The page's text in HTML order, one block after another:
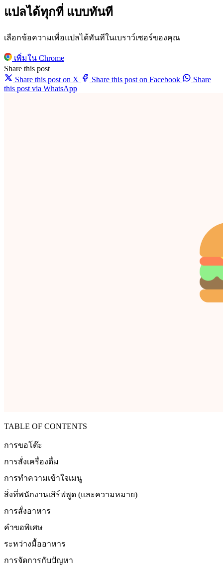
แปลได้ทุกที่ แบบทันที
เลือกข้อความเพื่อแปลได้ทันทีในเบราว์เซอร์ของคุณ
เพิ่มใน Chrome
Share this post
Share this post on X
Share this post on Facebook
Share
this post via WhatsApp
TABLE OF CONTENTS
การขอโต๊ะ
การสั่งเครื่องดื่ม
การทำความเข้าใจเมนู
สิ่งที่พนักงานเสิร์ฟพูด (และความหมาย)
การสั่งอาหาร
คำขอพิเศษ
ระหว่างมื้ออาหาร
การจัดการกับปัญหา